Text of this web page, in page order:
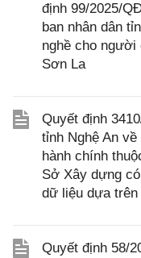
định 99/2025/
ban nhân dân
nghề cho người
Sơn La
Quyết định
tỉnh Nghệ An
hành chính
Sở Xây dựng
dữ liệu dựa
Quyết định 58/